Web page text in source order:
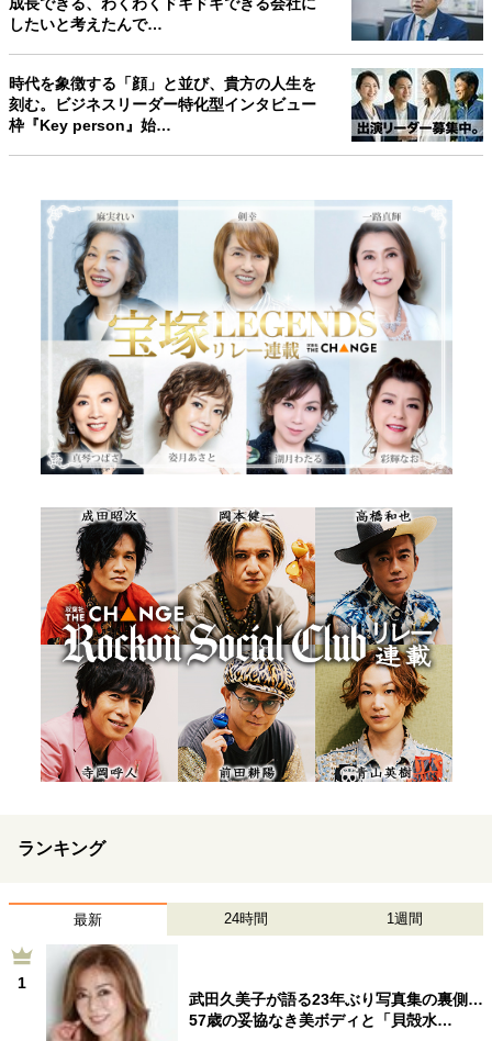
したいと考えたんで…
時代を象徴する「顔」と並び、貴方の人生を
刻む。ビジネスリーダー特化型インタビュー
枠『Key person』始…
ランキング
最新 24時間 1週間
1
武田久美子が語る23年ぶり写真集の裏側…
57歳の妥協なき美ボディと「貝殻水…